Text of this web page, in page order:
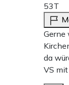
53T
Gerne
da
VS